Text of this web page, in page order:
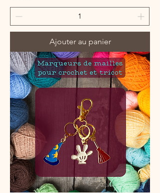
Ajouter au panier